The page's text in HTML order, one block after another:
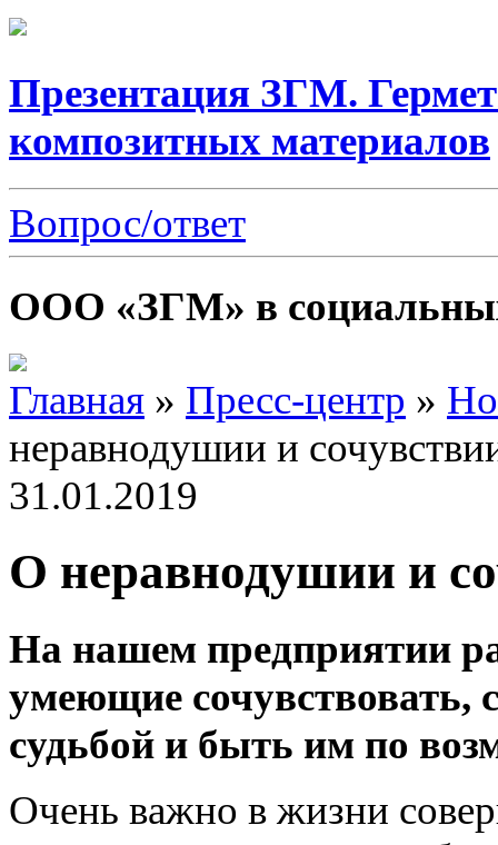
Презентация ЗГМ.
композитных материалов
Вопрос/ответ
ООО «ЗГМ» в
Главная » Пресс-центр »
неравнодушии и
31.01.2019
О неравнодушии и
На нашем предприятии
умеющие сочувствовать,
судьбой и быть им по
Очень важно в жизни